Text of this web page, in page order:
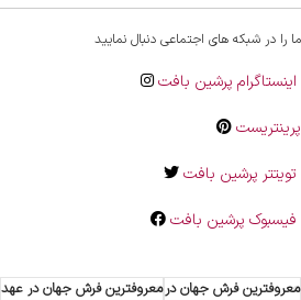
ما را در شبکه های اجتماعی دنبال نمایید
اینستاگرام پرشین بافت
پرینتریست
تویتتر پرشین بافت
فیسبوک پرشین بافت
معروفترین فرش جهان درمعروفترین فرش جهان در عهد